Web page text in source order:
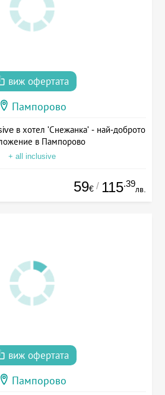
виж офертата
Пампорово
в хотел 'Снежанка' - най-доброто
в Пампорово
+ all inclusive
59€ / 115.39
лв.
виж офертата
Пампорово